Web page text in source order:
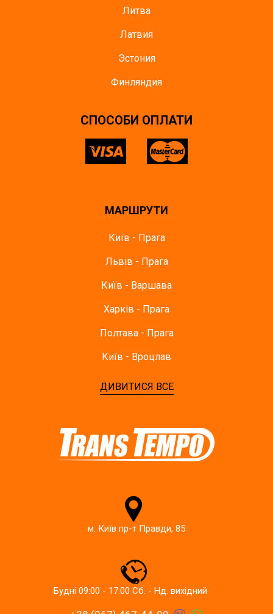
Литва
Латвия
Эстония
Финляндия
СПОСОБИ ОПЛАТИ
МАРШРУТИ
Київ - Прага
Львів - Прага
Київ - Варшава
Харків - Прага
Полтава - Прага
Київ - Вроцлав
ДИВИТИСЯ ВСЕ
м. Київ пр-т Правди, 85
Будні 09:00 - 17:00 Сб. - Нд. вихідний